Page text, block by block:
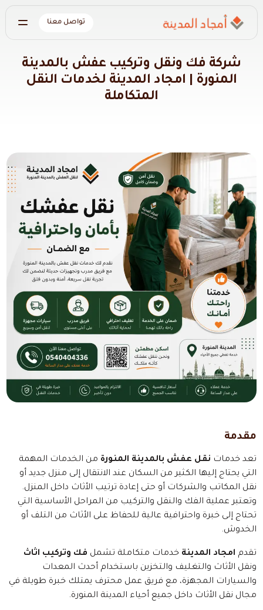
تواصل معنا
شركة فك ونقل وتركيب عفش بالمدينة
المنورة | امجاد المدينة لخدمات النقل
المتكاملة
مقدمة
تعد خدمات نقل عفش بالمدينة المنورة من الخدمات المهمة
التي يحتاج إليها الكثير من السكان عند الانتقال إلى منزل جديد أو
نقل المكاتب والشركات أو حتى إعادة ترتيب الأثاث داخل المنزل.
وتعتبر عملية الفك والنقل والتركيب من المراحل الأساسية التي
تحتاج إلى خبرة واحترافية عالية للحفاظ على الأثاث من التلف أو
الخدوش.
تقدم امجاد المدينة خدمات متكاملة تشمل فك وتركيب اثاث
ونقل الأثاث والتغليف والتخزين باستخدام أحدث المعدات
والسيارات المجهزة، مع فريق عمل محترف يمتلك خبرة طويلة في
مجال نقل الأثاث داخل جميع أحياء المدينة المنورة.